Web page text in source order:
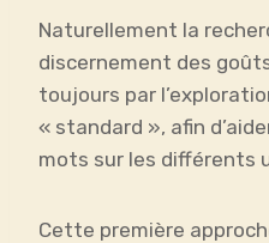
Naturellement la
discernement des
toujours par
« standard », afin
mots sur les différents
Cette première